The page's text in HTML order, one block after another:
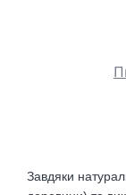
Завдяки